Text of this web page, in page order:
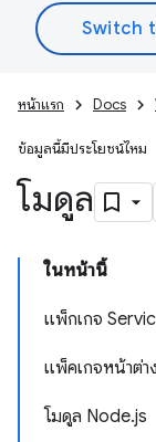
หน้าแรก Docs
ข้อมูลนี้มีประโยชน์ไหม
โมดูล
ในหน้านี้
แพ็กเกจ
แพ็คเกจหน้าต่าง
โมดูล Node.js